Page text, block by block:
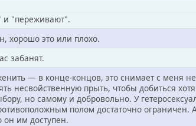
и "переживают".
хорошо это или плохо.
забанят.
— в конце-концов, это снимает с меня
несвойственную прыть, чтобы добиться
но самому и добровольно. У
полом достаточно ограничен.
он им доступен.